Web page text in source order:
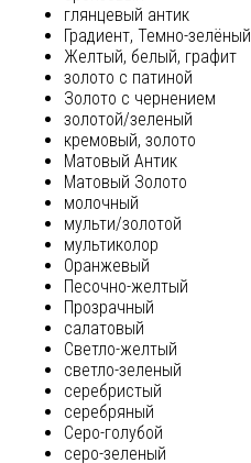
глянцевый антик
Градиент, Темно-зелёный
Желтый, белый, графит
золото с патиной
Золото с чернением
золотой/зеленый
кремовый, золото
Матовый Антик
Матовый Золото
молочный
мульти/золотой
мультиколор
Оранжевый
Песочно-желтый
Прозрачный
салатовый
Светло-желтый
светло-зеленый
серебристый
серебряный
Серо-голубой
серо-зеленый